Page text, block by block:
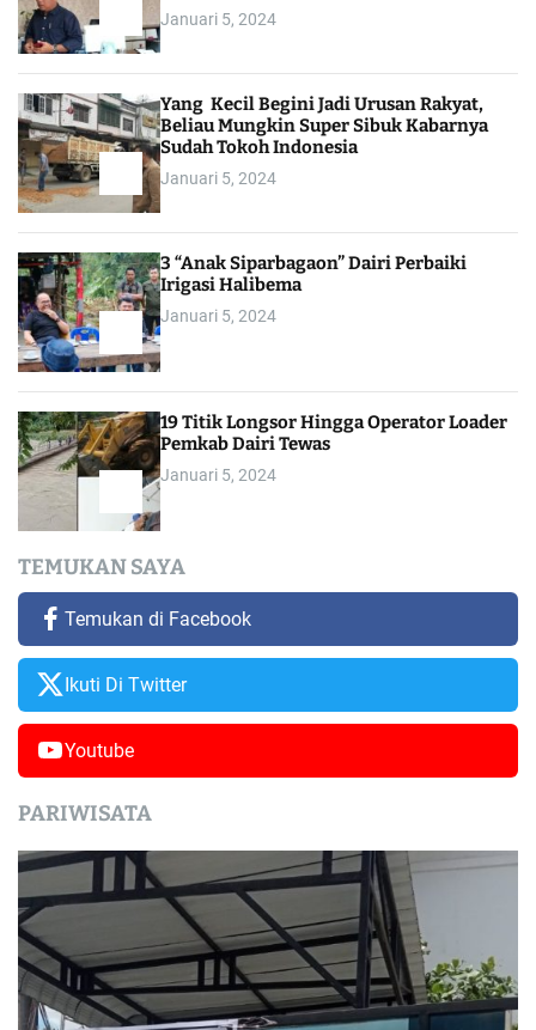
Januari 5, 2024
Yang Kecil Begini Jadi Urusan Rakyat,
Beliau Mungkin Super Sibuk Kabarnya
Sudah Tokoh Indonesia
Januari 5, 2024
3 “Anak Siparbagaon” Dairi Perbaiki
Irigasi Halibema
Januari 5, 2024
19 Titik Longsor Hingga Operator Loader
Pemkab Dairi Tewas
Januari 5, 2024
TEMUKAN SAYA
Temukan di Facebook
Ikuti Di Twitter
Youtube
PARIWISATA